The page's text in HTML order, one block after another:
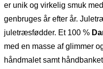
er unik og virkelig smuk
genbruges år efter år.
juletræsfødder. Et 100 %
med en masse af glimmer
håndmalet samt